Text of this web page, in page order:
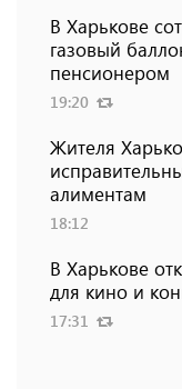
В Харькове
газовый
пенсионером
19:20
Жителя
алиментам
18:12
В Харькове
для кино и
17:31